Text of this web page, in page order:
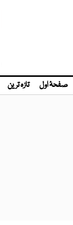
صفحۂ اول تازہ ترین